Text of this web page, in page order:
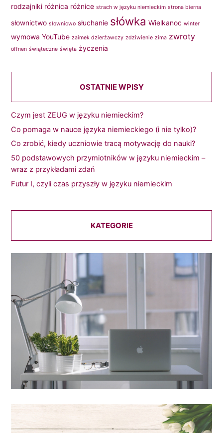
rodzajniki różnica różnice strach w języku niemieckim strona bierna
słownictwo słownicwo słuchanie słówka Wielkanoc winter
wymowa YouTube zaimek dzierżawczy zdziwienie zima zwroty
öffnen świąteczne święta życzenia
OSTATNIE WPISY
Czym jest ZEUG w języku niemieckim?
Co pomaga w nauce języka niemieckiego (i nie tylko)?
Co zrobić, kiedy uczniowie tracą motywację do nauki?
50 podstawowych przymiotników w języku niemieckim –
wraz z przykładami zdań
Futur I, czyli czas przyszły w języku niemieckim
KATEGORIE